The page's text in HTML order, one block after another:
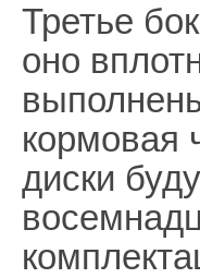
Третье
оно
кормовая
диски